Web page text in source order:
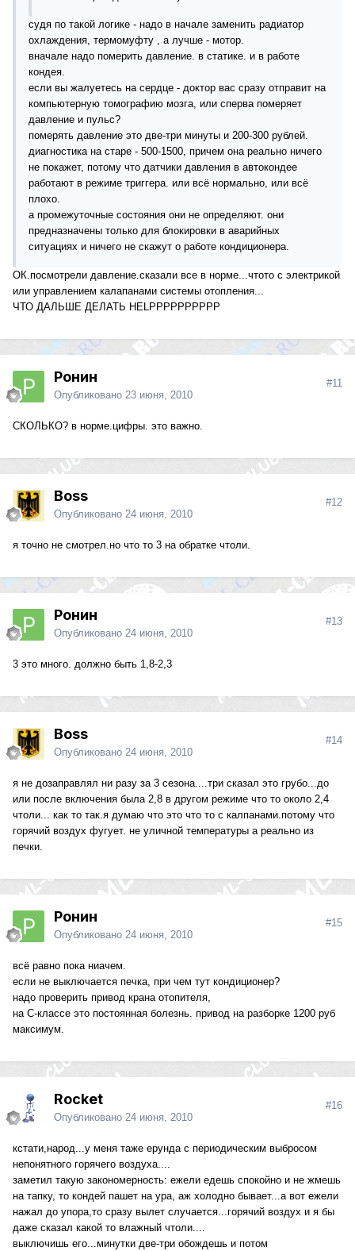
судя по такой логике - надо в начале заменить радиатор
охлаждения, термомуфту , а лучше - мотор.
вначале надо померить давление. в статике. и в работе
кондея.
если вы жалуетесь на сердце - доктор вас сразу отправит на
компьютерную томографию мозга, или сперва померяет
давление и пульс?
померять давление это две-три минуты и 200-300 рублей.
диагностика на старе - 500-1500, причем она реально ничего
не покажет, потому что датчики давления в автокондее
работают в режиме триггера. или всё нормально, или всё
плохо.
а промежуточные состояния они не определяют. они
предназначены только для блокировки в аварийных
ситуациях и ничего не скажут о работе кондиционера.
ОК.посмотрели давление.сказали все в норме...чтото с электрикой
или управлением калапанами системы отопления...
ЧТО ДАЛЬШЕ ДЕЛАТЬ HELPPPPPPPPPP
Ронин
Опубликовано 23 июня, 2010
#11
CКОЛЬКО? в норме.цифры. это важно.
Boss
Опубликовано 24 июня, 2010
#12
я точно не смотрел.но что то 3 на обратке чтоли.
Ронин
Опубликовано 24 июня, 2010
#13
3 это много. должно быть 1,8-2,3
Boss
Опубликовано 24 июня, 2010
#14
я не дозаправлял ни разу за 3 сезона....три сказал это грубо...до
или после включения была 2,8 в другом режиме что то около 2,4
чтоли... как то так.я думаю что это что то с калпанами.потому что
горячий воздух фугует. не уличной температуры а реально из
печки.
Ронин
Опубликовано 24 июня, 2010
#15
всё равно пока ниачем.
если не выключается печка, при чем тут кондиционер?
надо проверить привод крана отопителя,
на С-классе это постоянная болезнь. привод на разборке 1200 руб
максимум.
Rocket
Опубликовано 24 июня, 2010
#16
кстати,народ...у меня таже ерунда с периодическим выбросом
непонятного горячего воздуха....
заметил такую закономерность: ежели едешь спокойно и не жмешь
на тапку, то кондей пашет на ура, аж холодно бывает...а вот ежели
нажал до упора,то сразу вылет случается...горячий воздух и я бы
даже сказал какой то влажный чтоли....
выключишь его...минутки две-три обождешь и потом